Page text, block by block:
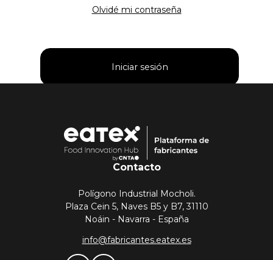
Olvidé mi contraseña
Contacto
Polígono Industrial Mocholi.
Plaza Cein 5, Naves B5 y B7, 31110
Noáin - Navarra - España
info@fabricantes.eatex.es